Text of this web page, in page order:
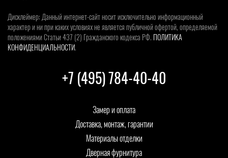
+7 (495) 784-40-40
Замер и оплата
Доставка, монтаж, гарантии
Материалы отделки
Дверная фурнитура
Дисклеймер: Данный интернет-сайт носит исключительно информационный
характер и ни при каких условиях не является публичной офертой, определяемой
положениями Статьи 437 (2) Гражданского кодекса РФ. ПОЛИТИКА
КОНФИДЕНЦИАЛЬНОСТИ.